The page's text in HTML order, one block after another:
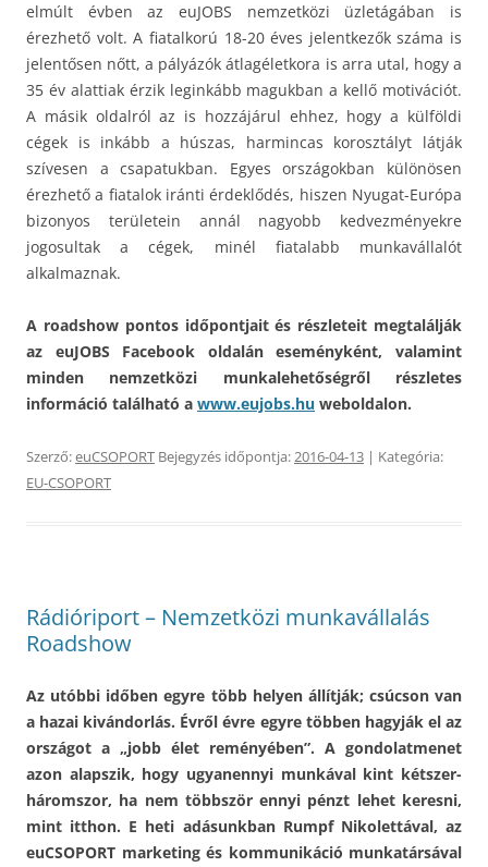
elmúlt évben az euJOBS nemzetközi üzletágában is
érezhető volt. A fiatalkorú 18-20 éves jelentkezők száma is
jelentősen nőtt, a pályázók átlagéletkora is arra utal, hogy a
35 év alattiak érzik leginkább magukban a kellő motivációt.
A másik oldalról az is hozzájárul ehhez, hogy a külföldi
cégek is inkább a húszas, harmincas korosztályt látják
szívesen a csapatukban. Egyes országokban különösen
érezhető a fiatalok iránti érdeklődés, hiszen Nyugat-Európa
bizonyos területein annál nagyobb kedvezményekre
jogosultak a cégek, minél fiatalabb munkavállalót
alkalmaznak.
A roadshow pontos időpontjait és részleteit megtalálják
az euJOBS Facebook oldalán eseményként, valamint
minden nemzetközi munkalehetőségről részletes
információ található a www.eujobs.hu weboldalon.
Szerző:euCSOPORT Bejegyzés időpontja:2016-04-13 | Kategória:
EU-CSOPORT
Rádióriport – Nemzetközi munkavállalás
Roadshow
Az utóbbi időben egyre több helyen állítják; csúcson van
a hazai kivándorlás. Évről évre egyre többen hagyják el az
országot a „jobb élet reményében”. A gondolatmenet
azon alapszik, hogy ugyanennyi munkával kint kétszer-
háromszor, ha nem többször ennyi pénzt lehet keresni,
mint itthon. E heti adásunkban Rumpf Nikolettával, az
euCSOPORT marketing és kommunikáció munkatársával